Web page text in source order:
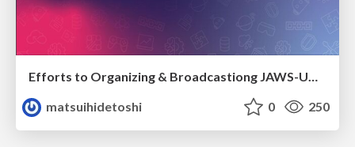
Efforts to Organizing & Broadcastiong JAWS-UG's global event "JAWS PANKRATION 2021 -Up till Down-"
matsuihidetoshi
0 250